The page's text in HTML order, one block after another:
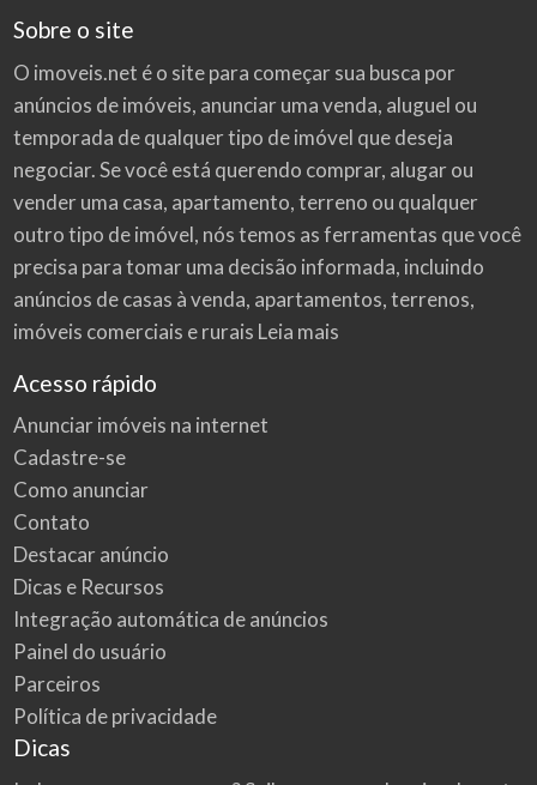
Sobre o site
O imoveis.net é o site para começar sua busca por
anúncios de imóveis, anunciar uma venda, aluguel ou
temporada de qualquer tipo de imóvel que deseja
negociar. Se você está querendo comprar, alugar ou
vender uma casa, apartamento, terreno ou qualquer
outro tipo de imóvel, nós temos as ferramentas que você
precisa para tomar uma decisão informada, incluindo
anúncios de casas à venda, apartamentos, terrenos,
imóveis comerciais e rurais Leia mais
Acesso rápido
Anunciar imóveis na internet
Cadastre-se
Como anunciar
Contato
Destacar anúncio
Dicas e Recursos
Integração automática de anúncios
Painel do usuário
Parceiros
Política de privacidade
Dicas